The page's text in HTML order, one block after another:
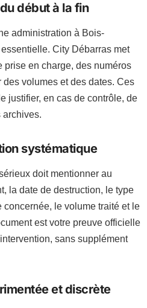
début à la fin
administration à Bois-
City Débarras met
prise en charge, des numéros
des volumes et des dates. Ces
justifier, en cas de contrôle, de
archives.
systématique
doit mentionner au
la date de destruction, le type
le volume traité et le
est votre preuve officielle
sans supplément
et discrète